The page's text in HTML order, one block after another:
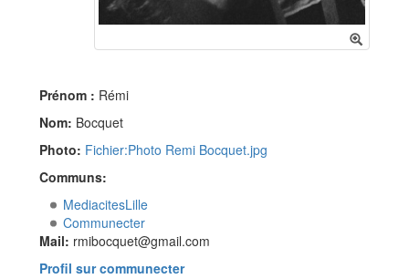
Prénom : Rémi
Nom: Bocquet
Photo: Fichier:Photo Remi Bocquet.jpg
Communs:
MediacitesLille
Communecter
Mail: rmibocquet@gmail.com
Profil sur communecter